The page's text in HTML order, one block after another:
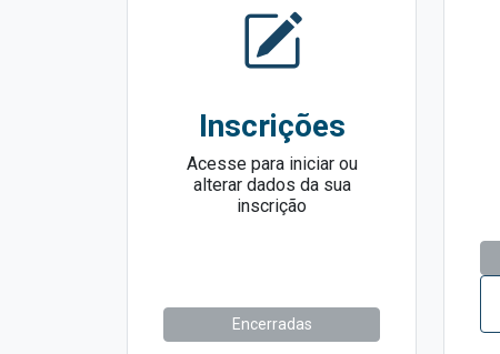
Inscrições
Acesse para iniciar ou
alterar dados da sua
inscrição
Encerradas